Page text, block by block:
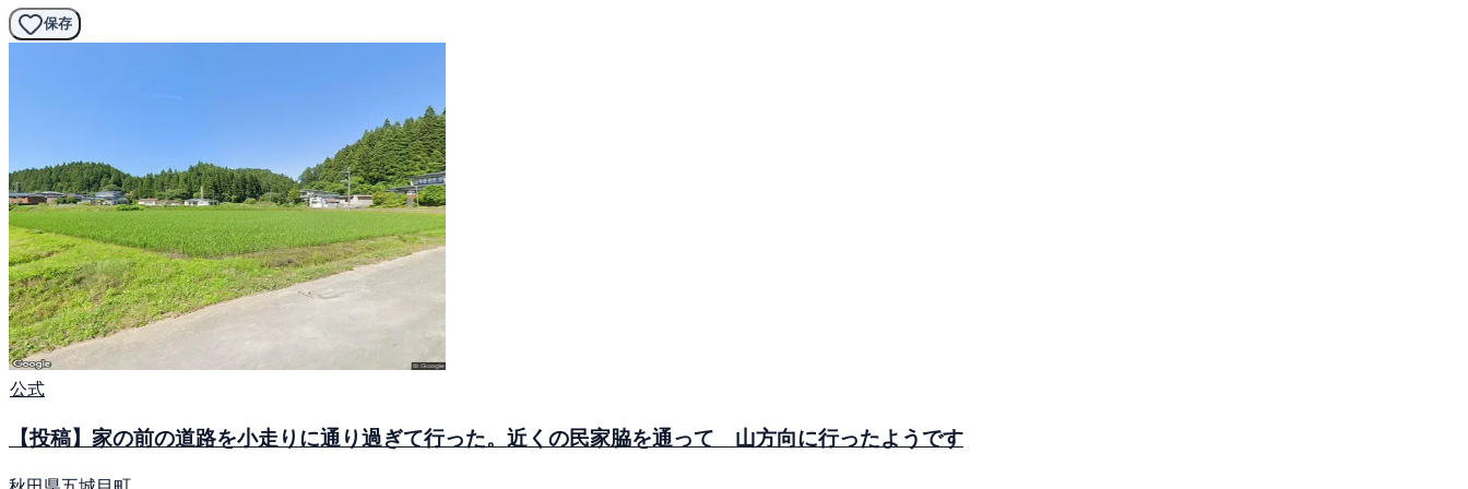
保存
公式
【投稿】家の前の道路を小走りに通り過ぎて行った。近くの民家脇を通って 山方向に行ったようです